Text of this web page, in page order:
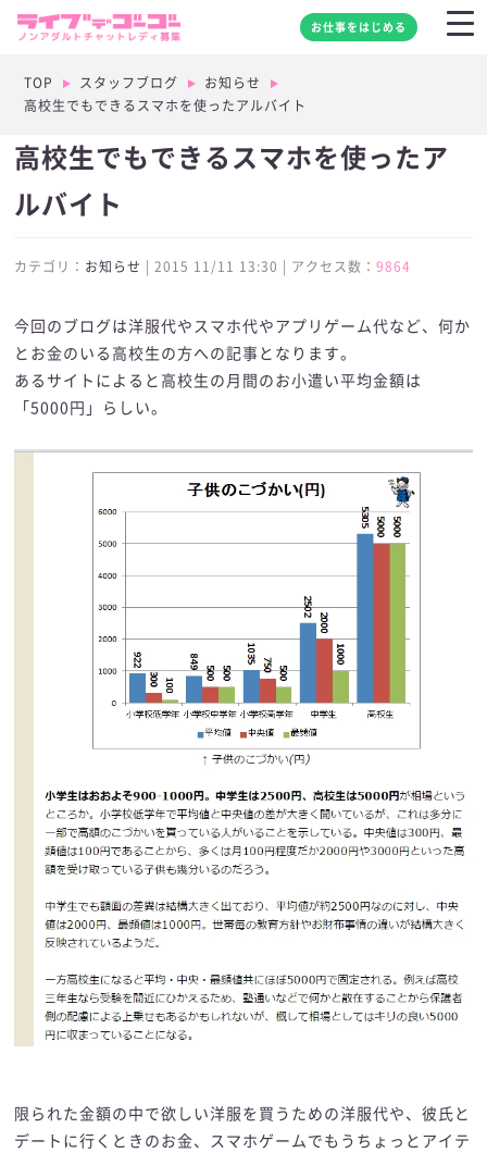
お仕事をはじめる
TOP スタッフブログ
お知らせ
高校生でもできるスマホを使ったアルバイト
高校生でもできるスマホを使ったア
ルバイト
カテゴリ： お知らせ | 2015 11/11 13:30 | アクセス数：9864
今回のブログは洋服代やスマホ代やアプリゲーム代など、何か
とお金のいる高校生の方への記事となります。
あるサイトによると高校生の月間のお小遣い平均金額は
「5000円」らしい。
限られた金額の中で欲しい洋服を買うための洋服代や、彼氏と
デートに行くときのお金、スマホゲームでもうちょっとアイテ